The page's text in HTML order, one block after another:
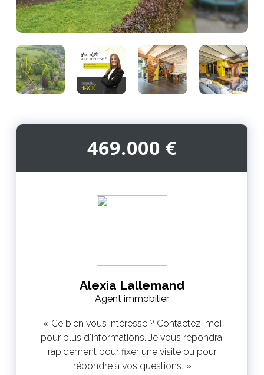
Photo
de
l'album
de
l'album
Photo
de
l'album
Photo
de
l'album
469.000 €
Alexia Lallemand
Agent immobilier
Ce bien vous intéresse ? Contactez-moi
pour plus d'informations. Je vous répondrai
rapidement pour fixer une visite ou pour
répondre à vos questions.